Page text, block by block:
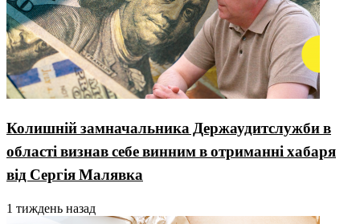
Колишній замначальника Держаудитслужби в
області визнав себе винним в отриманні хабаря
від Сергія Малявка
1 тиждень назад